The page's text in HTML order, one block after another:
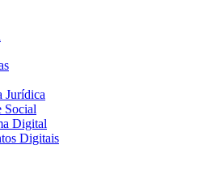
Jurídica
Social
Digital
Digitais